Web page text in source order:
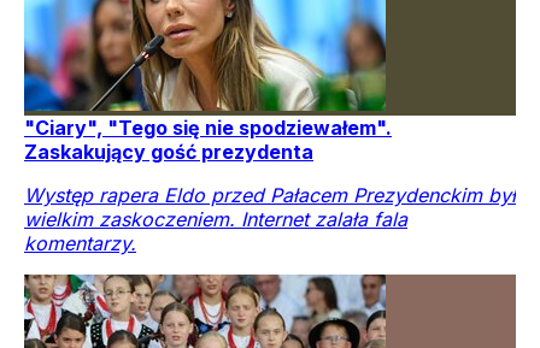
"Ciary", "Tego się nie spodziewałem".
Zaskakujący gość prezydenta
Występ rapera Eldo przed Pałacem Prezydenckim był
wielkim zaskoczeniem. Internet zalała fala
komentarzy.